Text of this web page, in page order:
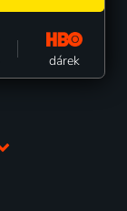
dárek